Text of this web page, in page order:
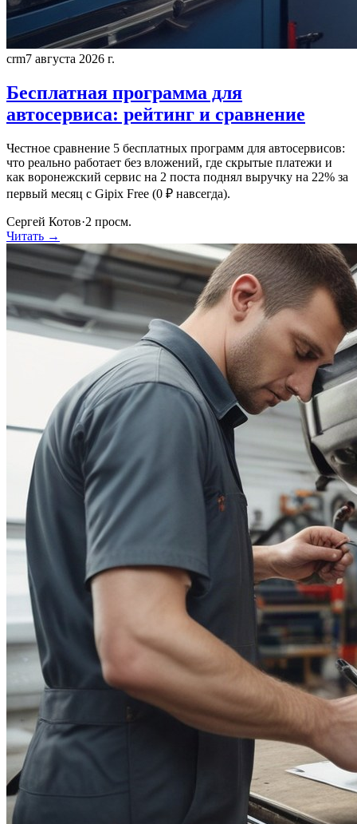
crm7 августа 2026 г.
Бесплатная программа для
автосервиса: рейтинг и сравнение
Честное сравнение 5 бесплатных программ для автосервисов:
что реально работает без вложений, где скрытые платежи и
как воронежский сервис на 2 поста поднял выручку на 22% за
первый месяц с Gipix Free (0 ₽ навсегда).
Сергей Котов·2 просм.
Читать →